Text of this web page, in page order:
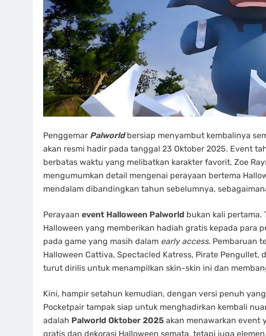
Penggemar Palworldbersiap menyambut kembalinya
akan resmi hadir pada tanggal 23 Oktober 2025. Event
berbatas waktu yang melibatkan karakter favorit, Zoe
mengumumkan detail mengenai perayaan bertema
mendalam dibandingkan tahun sebelumnya,
Perayaan event Halloween Palworld bukan kali pertama.
Halloween yang memberikan hadiah gratis kepada para
pada game yang masih dalam early access. Pembaruan
Halloween Cattiva, Spectacled Katress, Pirate Pengullet,
turut dirilis untuk menampilkan skin-skin ini dan
Kini, hampir setahun kemudian, dengan versi penuh
Pocketpair tampak siap untuk menghadirkan kembali
adalah Palworld Oktober 2025 akan menawarkan event
gratis dan dekorasi Halloween semata, tetapi juga elemen